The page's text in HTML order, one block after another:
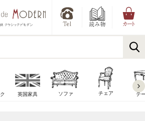
英国家具 ソファ チェア テ